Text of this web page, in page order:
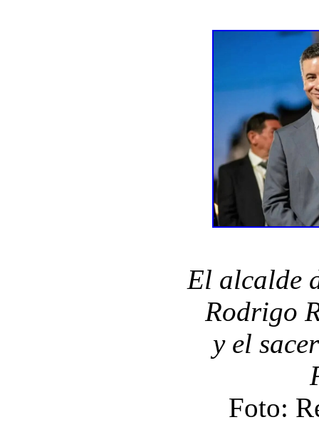
El alcalde
Rodrigo
y el
Foto: